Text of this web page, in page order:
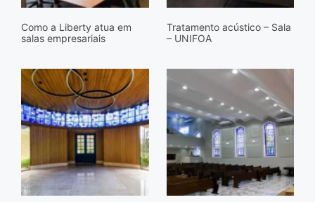
Como a Liberty atua em
salas empresariais
Tratamento acústico – Sala
– UNIFOA